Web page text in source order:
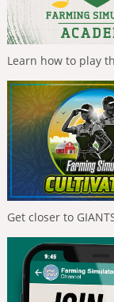
Learn how to play
Get closer to